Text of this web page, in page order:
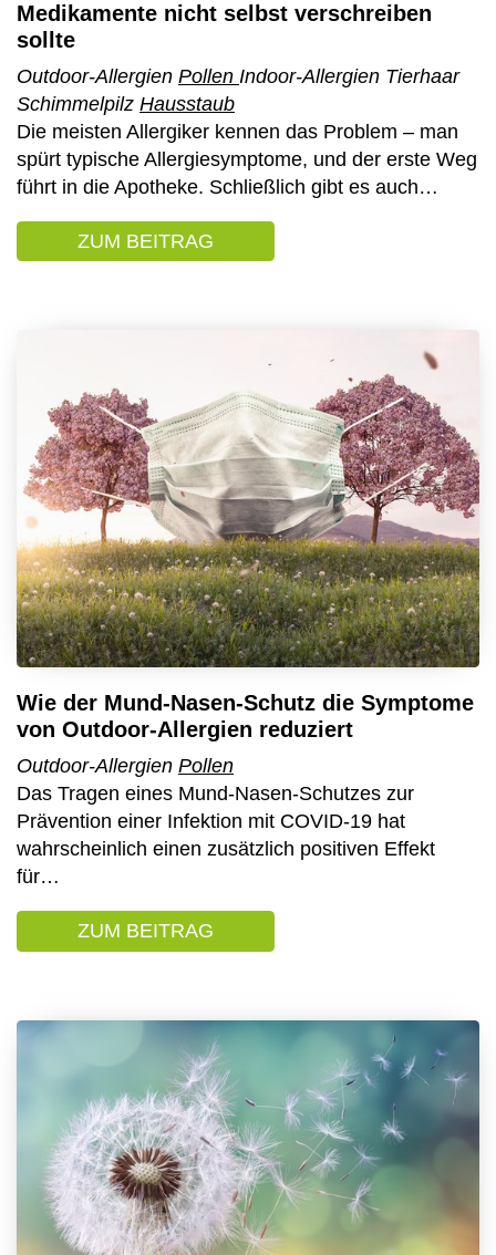
Medikamente nicht selbst verschreiben
sollte
Outdoor-Allergien Pollen Indoor-Allergien Tierhaar
Schimmelpilz Hausstaub
Die meisten Allergiker kennen das Problem – man
spürt typische Allergiesymptome, und der erste Weg
führt in die Apotheke. Schließlich gibt es auch…
ZUM BEITRAG
Wie der Mund-Nasen-Schutz die Symptome
von Outdoor-Allergien reduziert
Outdoor-Allergien Pollen
Das Tragen eines Mund-Nasen-Schutzes zur
Prävention einer Infektion mit COVID-19 hat
wahrscheinlich einen zusätzlich positiven Effekt
für…
ZUM BEITRAG